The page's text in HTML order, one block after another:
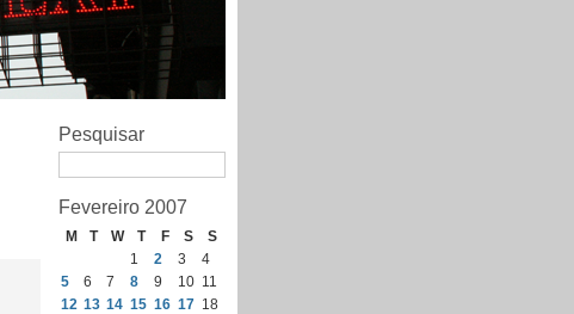
Pesquisar
Fevereiro 2007
M T W T F S S
1 2 3
4
5
6 7 8 9 10 11
12 13 14 15 16 17 18